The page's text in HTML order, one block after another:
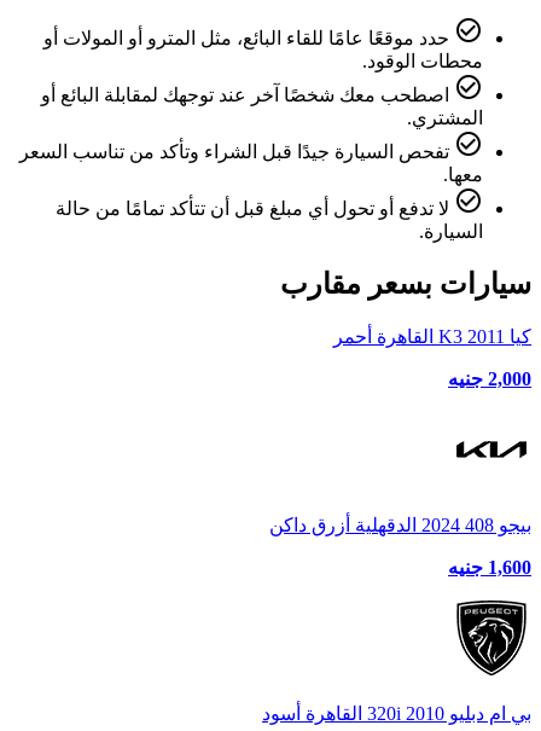
check_circle_outline حدد موقعًا عامًا للقاء البائع، مثل المترو أو المولات أو
محطات الوقود.
check_circle_outline
اصطحب معك شخصًا آخر عند توجهك لمقابلة البائع أو
المشتري.
check_circle_outline تفحص السيارة جيدًا قبل الشراء وتأكد من تناسب السعر
معها.
check_circle_outline لا تدفع أو تحول أي مبلغ قبل أن تتأكد تمامًا من حالة
السيارة.
سيارات بسعر مقارب
كيا K3 2011 القاهرة أحمر
2,000 جنيه
بيجو 408 2024 الدقهلية أزرق داكن
1,600 جنيه
بي ام دبليو 320i 2010 القاهرة أسود